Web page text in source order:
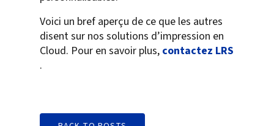
Voici un bref aperçu de ce que les autres
disent sur nos solutions d’impression en
Cloud. Pour en savoir plus, contactez LRS
.